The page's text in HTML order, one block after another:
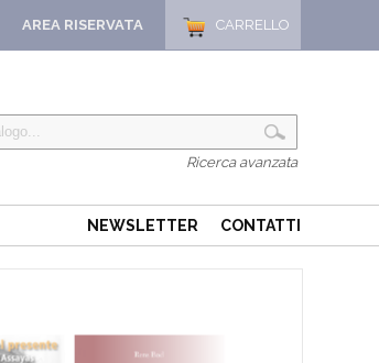
CARRELLO
AREA RISERVATA
Ricerca avanzata
NEWSLETTER CONTATTI